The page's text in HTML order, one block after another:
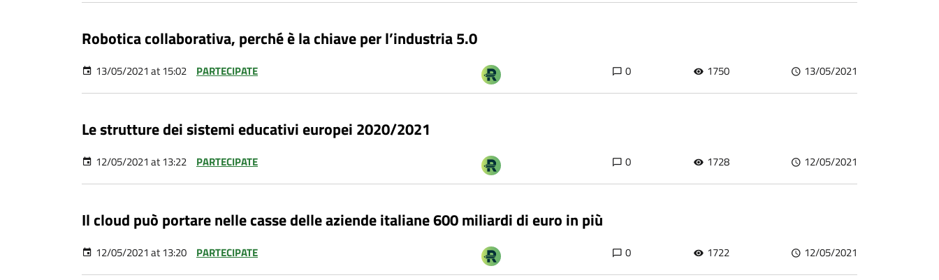
Robotica collaborativa, perché è la chiave per l’industria 5.0
13/05/2021 at 15:02 PARTECIPATE 0 1750 13/05/2021
Le strutture dei sistemi educativi europei 2020/2021
12/05/2021 at 13:22 PARTECIPATE 0 1728 12/05/2021
Il cloud può portare nelle casse delle aziende italiane 600 miliardi di euro in più
12/05/2021 at 13:20 PARTECIPATE 0 1722 12/05/2021